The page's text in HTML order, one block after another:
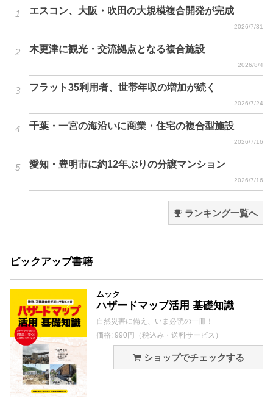
エスコン、大阪・吹田の大規模複合開発が完成
2026/7/31
木更津に観光・交流拠点となる複合施設
2026/8/4
フラット35利用者、世帯年収の増加が続く
2026/7/24
千葉・一宮の海沿いに商業・住宅の複合型施設
2026/7/16
愛知・豊明市に約12年ぶりの分譲マンション
2026/7/16
ランキング一覧へ
ピックアップ書籍
ムック
ハザードマップ活用 基礎知識
自然災害に備え、いま必読の一冊！
価格: 990円（税込み・送料サービス）
ショップでチェックする